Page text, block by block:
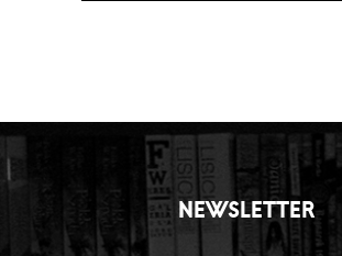
NEWSLETTER